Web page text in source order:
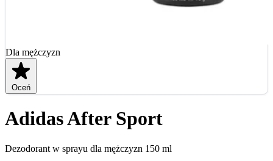
Dla mężczyzn
Oceń
Adidas After Sport
Dezodorant w sprayu dla mężczyzn 150 ml